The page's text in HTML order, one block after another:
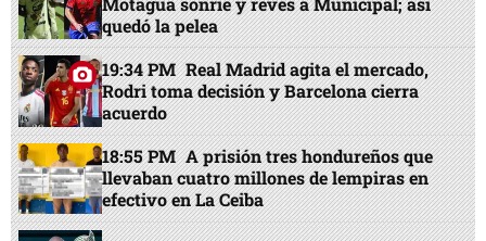
quedó la pelea
19:34 PM Real Madrid agita el mercado,
Rodri toma decisión y Barcelona cierra
acuerdo
18:55 PM A prisión tres hondureños que
llevaban cuatro millones de lempiras en
efectivo en La Ceiba